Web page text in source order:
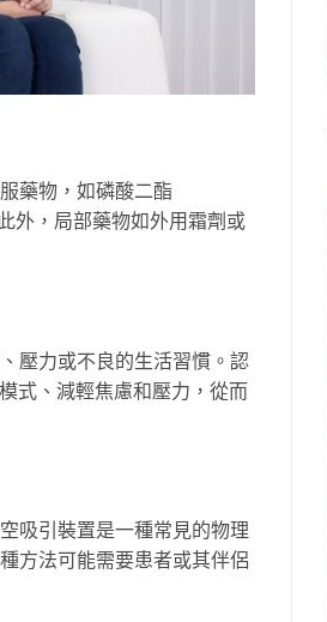
藥物，如磷酸二酯
外，局部藥物如外用霜劑或
壓力或不良的生活習慣。認
式、減輕焦慮和壓力，從而
吸引裝置是一種常見的物理
方法可能需要患者或其伴侶